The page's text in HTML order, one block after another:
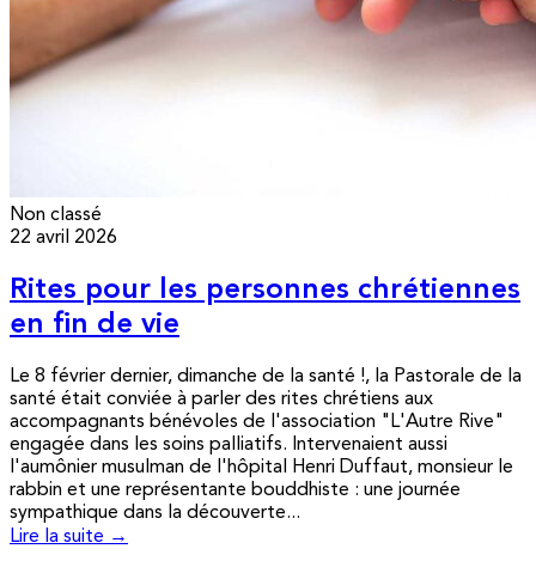
Non classé
22 avril 2026
Rites pour les personnes chrétiennes
en fin de vie
Le 8 février dernier, dimanche de la santé !, la Pastorale de la
santé était conviée à parler des rites chrétiens aux
accompagnants bénévoles de l'association "L'Autre Rive"
engagée dans les soins palliatifs. Intervenaient aussi
l'aumônier musulman de l'hôpital Henri Duffaut, monsieur le
rabbin et une représentante bouddhiste : une journée
sympathique dans la découverte...
Lire la suite →